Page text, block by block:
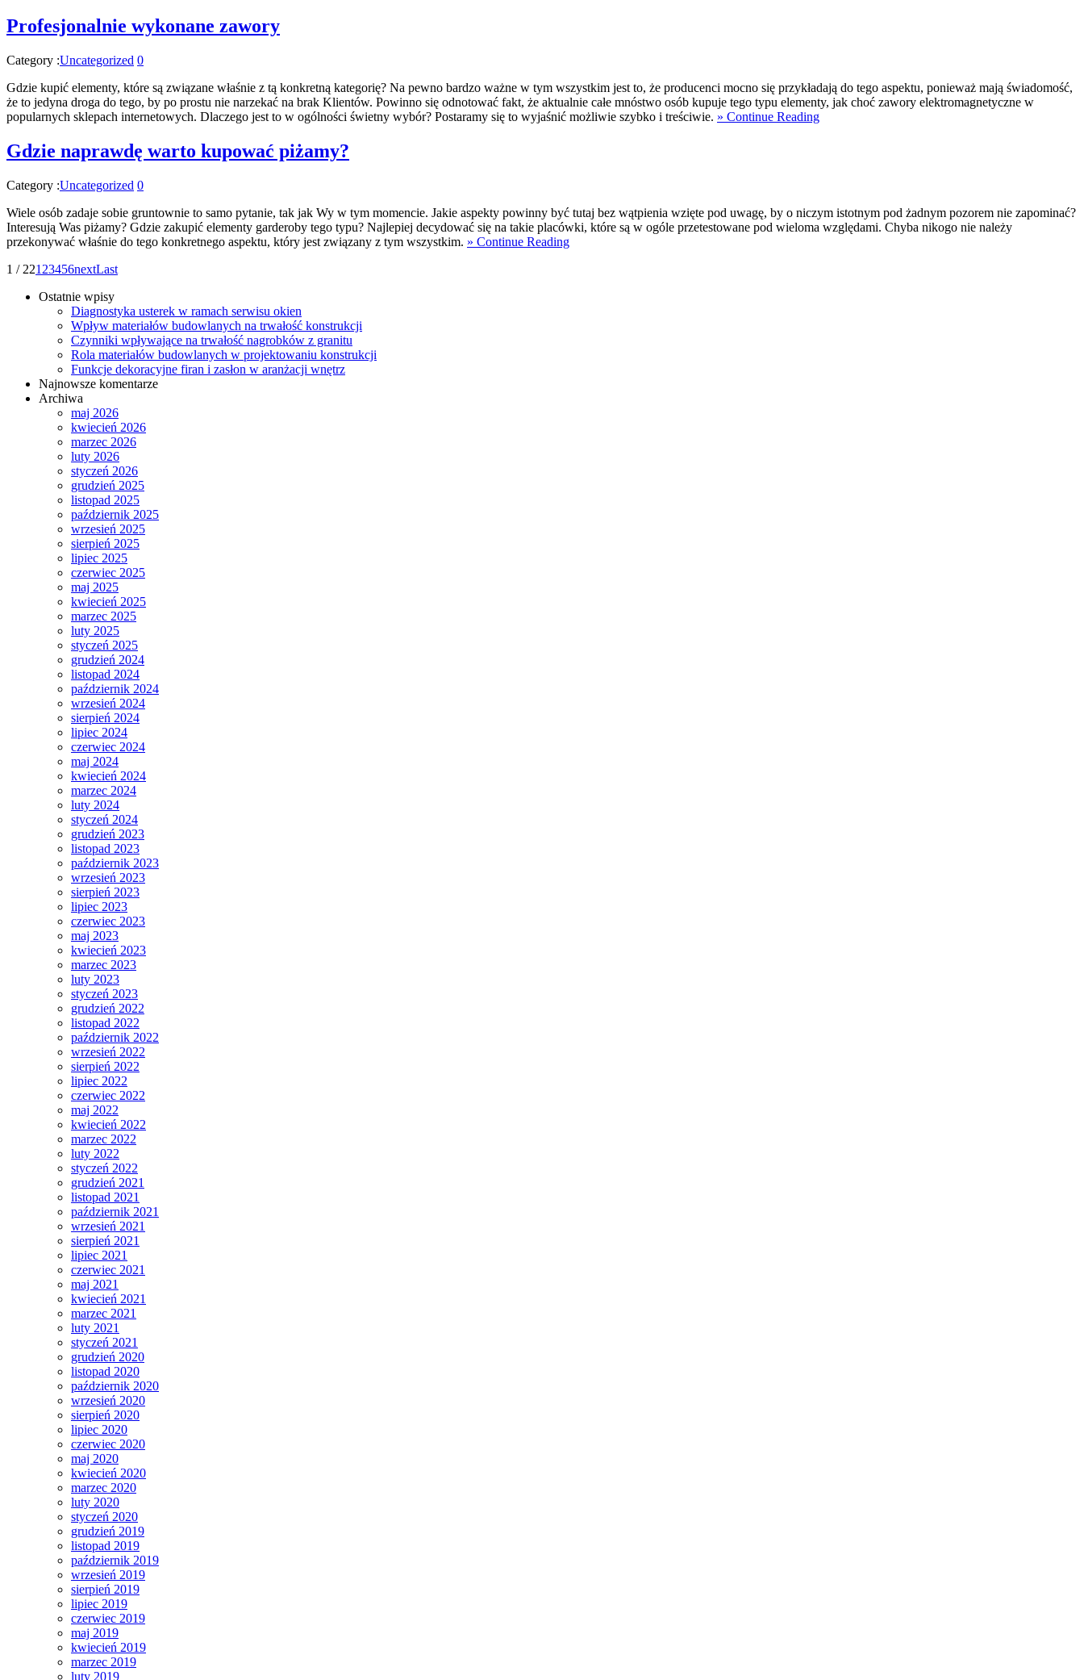
Profesjonalnie wykonane zawory
Category :Uncategorized 0
Gdzie kupić elementy, które są związane właśnie z tą konkretną kategorię? Na pewno bardzo ważne w tym wszystkim jest to, że producenci mocno się przykładają do tego aspektu, ponieważ mają świadomość,
że to jedyna droga do tego, by po prostu nie narzekać na brak Klientów. Powinno się odnotować fakt, że aktualnie całe mnóstwo osób kupuje tego typu elementy, jak choć zawory elektromagnetyczne w
popularnych sklepach internetowych. Dlaczego jest to w ogólności świetny wybór? Postaramy się to wyjaśnić możliwie szybko i treściwie. » Continue Reading
Gdzie naprawdę warto kupować piżamy?
Category :Uncategorized 0
Wiele osób zadaje sobie gruntownie to samo pytanie, tak jak Wy w tym momencie. Jakie aspekty powinny być tutaj bez wątpienia wzięte pod uwagę, by o niczym istotnym pod żadnym pozorem nie zapominać?
Interesują Was piżamy? Gdzie zakupić elementy garderoby tego typu? Najlepiej decydować się na takie placówki, które są w ogóle przetestowane pod wieloma względami. Chyba nikogo nie należy
przekonywać właśnie do tego konkretnego aspektu, który jest związany z tym wszystkim. » Continue Reading
1 / 221 23456nextLast
Ostatnie wpisy
Diagnostyka usterek w ramach serwisu okien
Wpływ materiałów budowlanych na trwałość konstrukcji
Czynniki wpływające na trwałość nagrobków z granitu
Rola materiałów budowlanych w projektowaniu konstrukcji
Funkcje dekoracyjne firan i zasłon w aranżacji wnętrz
Najnowsze komentarze
Archiwa
maj 2026
kwiecień 2026
marzec 2026
luty 2026
styczeń 2026
grudzień 2025
listopad 2025
październik 2025
wrzesień 2025
sierpień 2025
lipiec 2025
czerwiec 2025
maj 2025
kwiecień 2025
marzec 2025
luty 2025
styczeń 2025
grudzień 2024
listopad 2024
październik 2024
wrzesień 2024
sierpień 2024
lipiec 2024
czerwiec 2024
maj 2024
kwiecień 2024
marzec 2024
luty 2024
styczeń 2024
grudzień 2023
listopad 2023
październik 2023
wrzesień 2023
sierpień 2023
lipiec 2023
czerwiec 2023
maj 2023
kwiecień 2023
marzec 2023
luty 2023
styczeń 2023
grudzień 2022
listopad 2022
październik 2022
wrzesień 2022
sierpień 2022
lipiec 2022
czerwiec 2022
maj 2022
kwiecień 2022
marzec 2022
luty 2022
styczeń 2022
grudzień 2021
listopad 2021
październik 2021
wrzesień 2021
sierpień 2021
lipiec 2021
czerwiec 2021
maj 2021
kwiecień 2021
marzec 2021
luty 2021
styczeń 2021
grudzień 2020
listopad 2020
październik 2020
wrzesień 2020
sierpień 2020
lipiec 2020
czerwiec 2020
maj 2020
kwiecień 2020
marzec 2020
luty 2020
styczeń 2020
grudzień 2019
listopad 2019
październik 2019
wrzesień 2019
sierpień 2019
lipiec 2019
czerwiec 2019
maj 2019
kwiecień 2019
marzec 2019
luty 2019